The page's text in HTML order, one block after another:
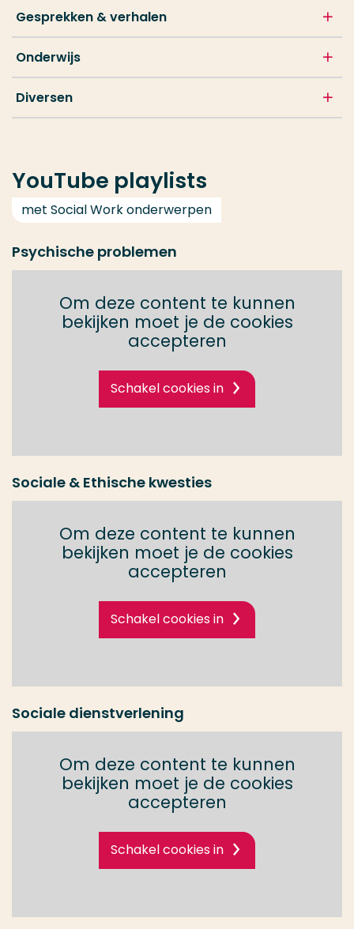
Gesprekken & verhalen
Onderwijs
Diversen
YouTube playlists
met Social Work onderwerpen
Psychische problemen
Om deze content te kunnen
bekijken moet je de cookies
accepteren
Schakel cookies in
Sociale & Ethische kwesties
Om deze content te kunnen
bekijken moet je de cookies
accepteren
Schakel cookies in
Sociale dienstverlening
Om deze content te kunnen
bekijken moet je de cookies
accepteren
Schakel cookies in